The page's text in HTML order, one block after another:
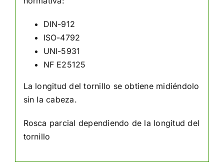
DIN-912
ISO-4792
UNI-5931
NF E25125
La longitud del tornillo se obtiene midiéndolo
sin la cabeza.
Rosca parcial dependiendo de la longitud del
tornillo